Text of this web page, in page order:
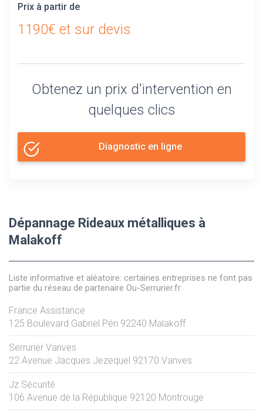
Prix à partir de
1190€ et sur devis
Obtenez un prix d'intervention en
quelques clics
Diagnostic en ligne
Dépannage Rideaux métalliques à
Malakoff
Liste informative et aléatoire: certaines entreprises ne font pas
partie du réseau de partenaire Ou-Serrurier.fr
France Assistance
125 Boulevard Gabriel Péri 92240 Malakoff
Serrurier Vanves
22 Avenue Jacques Jezequel 92170 Vanves
Jz Sécurité
106 Avenue de la République 92120 Montrouge